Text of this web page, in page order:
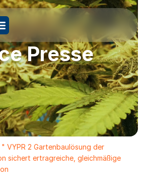
Presse
" VYPR 2 Gartenbaulösung der
sichert ertragreiche, gleichmäßige